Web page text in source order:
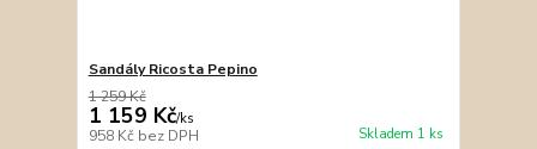
Sandály Ricosta Pepino
1 259 Kč
1 159 Kč/ks
958 Kč bez DPH Skladem 1 ks